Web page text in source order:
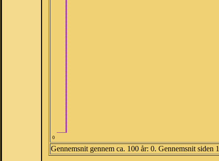
0
Gennemsnit gennem ca. 100 år: 0. Gennemsnit siden